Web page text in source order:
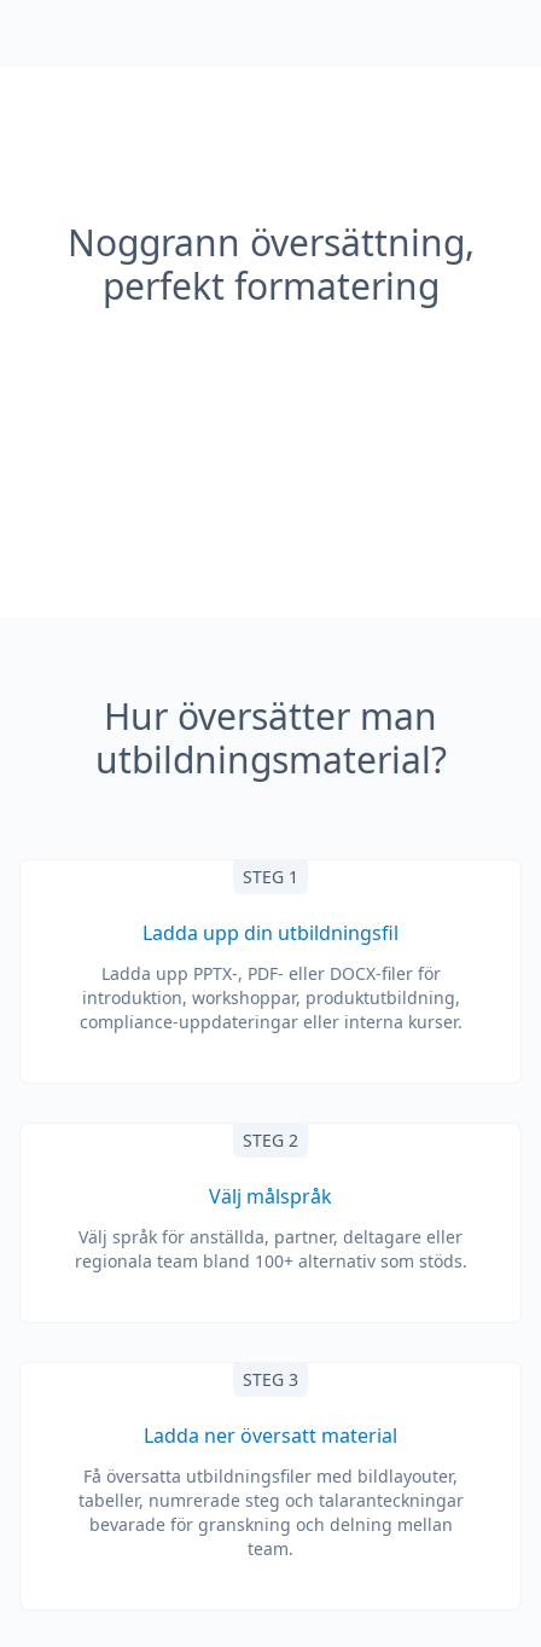
Noggrann översättning,
perfekt formatering
Hur översätter man
utbildningsmaterial?
STEG 1
Ladda upp din utbildningsfil
Ladda upp PPTX-, PDF- eller DOCX-filer för
introduktion, workshoppar, produktutbildning,
compliance-uppdateringar eller interna kurser.
STEG 2
Välj målspråk
Välj språk för anställda, partner, deltagare eller
regionala team bland 100+ alternativ som stöds.
STEG 3
Ladda ner översatt material
Få översatta utbildningsfiler med bildlayouter,
tabeller, numrerade steg och talaranteckningar
bevarade för granskning och delning mellan
team.